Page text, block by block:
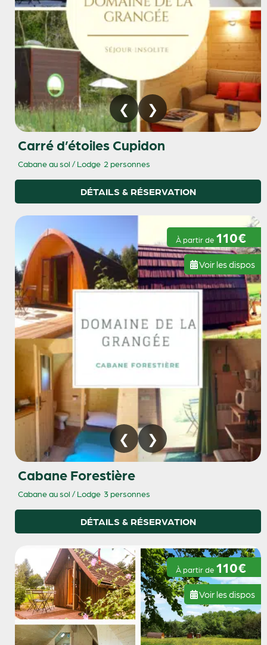
Carré d’étoiles Cupidon
Cabane au sol / Lodge 2 personnes
DÉTAILS & RÉSERVATION
À partir de 110€
Voir les dispos
Cabane Forestière
Cabane au sol / Lodge 3 personnes
DÉTAILS & RÉSERVATION
À partir de 110€
Voir les dispos